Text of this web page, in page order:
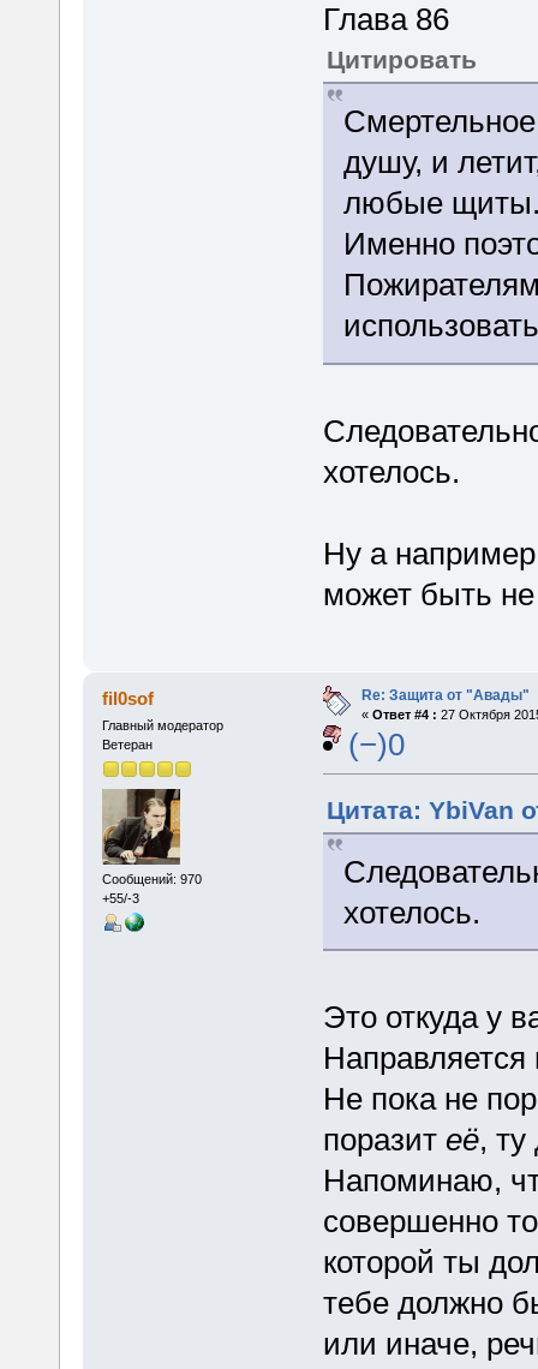
Глава 86
Цитировать
душу, и
любые щиты.
Именно
хотелось.
Ну а
может быть
fil0sof
Главный модератор
Ветеран
Сообщений: 970
+55/-3
Re: Защита от "Авады"
« Ответ #4 : 27 Октября
(−)0
Цитата: YbiVan
хотелось.
Это откуда у
Направляется
Не пока не
поразит её, ту
Напоминаю,
совершенно
которой ты
тебе должно
или иначе,